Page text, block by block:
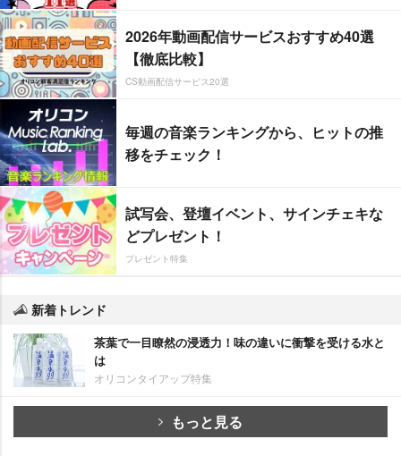
2026年動画配信サービスおすすめ40選
【徹底比較】
CS動画配信サービス20選
毎週の音楽ランキングから、ヒットの推
移をチェック！
試写会、登壇イベント、サインチェキな
どプレゼント！
プレゼント特集
新着トレンド
茶葉で一目瞭然の浸透力！味の違いに衝撃を受ける水と
は
オリコンタイアップ特集
もっと見る